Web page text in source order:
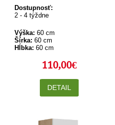
Dostupnosť:
2 - 4 týždne
Výška: 60 cm
Šírka: 60 cm
Hĺbka: 60 cm
110,00€
DETAIL